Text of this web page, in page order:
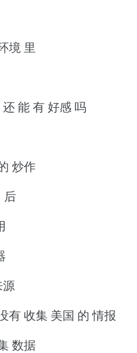
境 里
能 有 好感 吗
炒作
后
源
有 收集 美国 的 情报
数据